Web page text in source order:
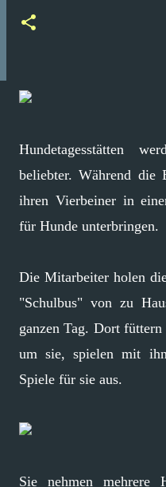
Hundetagesstätten
beliebter. Während die
ihren Vierbeiner in
für Hunde unterbringen.
Die Mitarbeiter holen
"Schulbus" von zu
ganzen Tag. Dort
um sie, spielen mit
Spiele für sie aus.
Sie nehmen